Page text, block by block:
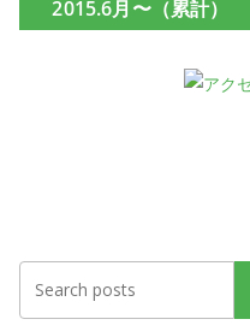
2015.6月〜（累計）